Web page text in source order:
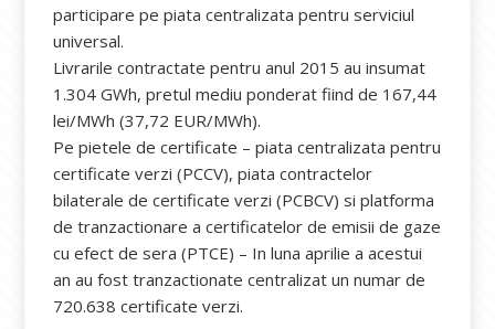
participare pe piata centralizata pentru serviciul
universal.
Livrarile contractate pentru anul 2015 au insumat
1.304 GWh, pretul mediu ponderat fiind de 167,44
lei/MWh (37,72 EUR/MWh).
Pe pietele de certificate – piata centralizata pentru
certificate verzi (PCCV), piata contractelor
bilaterale de certificate verzi (PCBCV) si platforma
de tranzactionare a certificatelor de emisii de gaze
cu efect de sera (PTCE) – In luna aprilie a acestui
an au fost tranzactionate centralizat un numar de
720.638 certificate verzi.